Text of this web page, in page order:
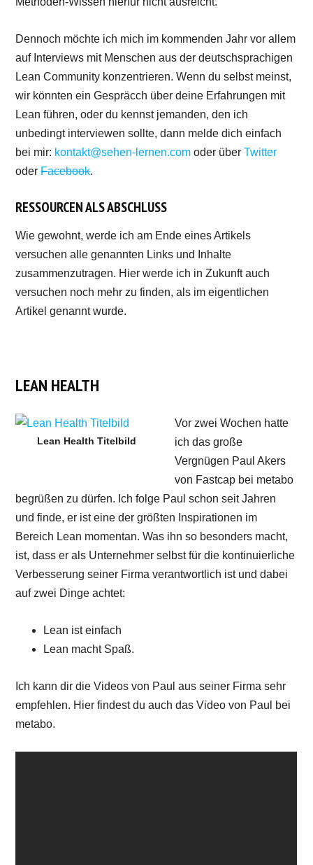
Dennoch möchte ich mich im kommenden Jahr vor allem
auf Interviews mit Menschen aus der deutschsprachigen
Lean Community konzentrieren. Wenn du selbst meinst,
wir könnten ein Gespräcch über deine Erfahrungen mit
Lean führen, oder du kennst jemanden, den ich
unbedingt interviewen sollte, dann melde dich einfach
bei mir: kontakt@sehen-lernen.com oder überTwitter
oderFacebook.
RESSOURCEN ALS ABSCHLUSS
Wie gewohnt, werde ich am Ende eines Artikels
versuchen alle genannten Links und Inhalte
zusammenzutragen. Hier werde ich in Zukunft auch
versuchen noch mehr zu finden, als im eigentlichen
Artikel genannt wurde.
LEAN HEALTH
Lean Health Titelbild
Vor zwei Wochen hatte
ich das große
Vergnügen Paul Akers
von Fastcap bei metabo
begrüßen zu dürfen. Ich folge Paul schon seit Jahren
und finde, er ist eine der größten Inspirationen im
Bereich Lean momentan. Was ihn so besonders macht,
ist, dass er als Unternehmer selbst für die kontinuierliche
Verbesserung seiner Firma verantwortlich ist und dabei
auf zwei Dinge achtet:
Lean ist einfach
Lean macht Spaß.
Ich kann dir die Videos von Paul aus seiner Firma sehr
empfehlen. Hier findest du auch das Video von Paul bei
metabo.